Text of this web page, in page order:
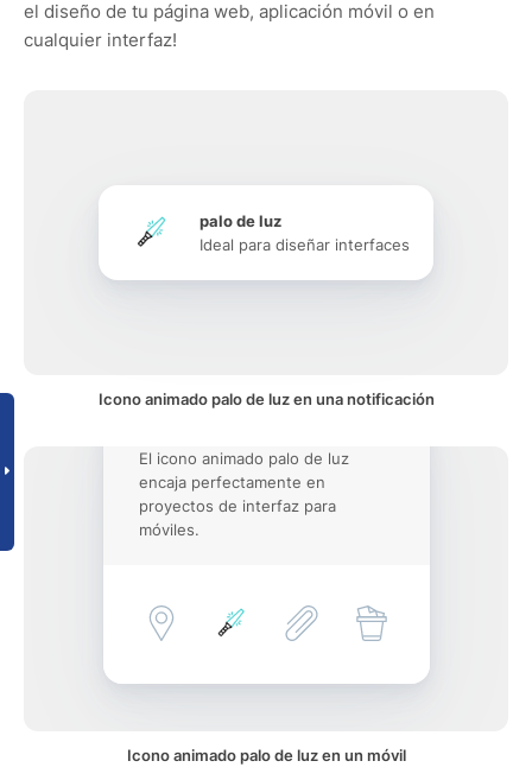
el diseño de tu página web, aplicación móvil o en
cualquier interfaz!
palo de luz
Ideal para diseñar interfaces
Icono animado palo de luz en una notificación
El icono animado palo de luz
encaja perfectamente en
proyectos de interfaz para
móviles.
Icono animado palo de luz en un móvil